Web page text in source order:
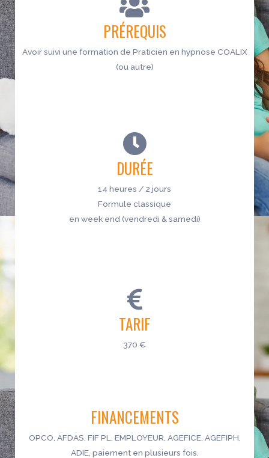
PRÉREQUIS
Avoir suivi une formation de Praticien en hypnose COALIX
(ou autre)
DURÉE
14 heures / 2 jours
Formule classique
en week end (vendredi & samedi)
TARIF
370 €
FINANCEMENTS
OPCO, AFDAS, FIF PL, EMPLOYEUR, AGEFICE, AGEFIPH,
ADIE, paiement en plusieurs fois.